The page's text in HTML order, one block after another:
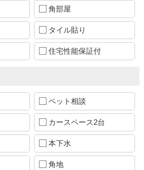
角部屋
タイル貼り
住宅性能保証付
ペット相談
カースペース2台
本下水
角地